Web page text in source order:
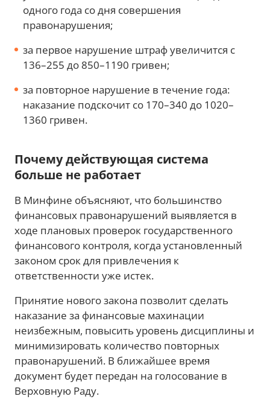
одного года со дня совершения
правонарушения;
за первое нарушение штраф увеличится с
136–255 до 850–1190 гривен;
за повторное нарушение в течение года:
наказание подскочит со 170–340 до 1020–
1360 гривен.
Почему действующая система
больше не работает
В Минфине объясняют, что большинство
финансовых правонарушений выявляется в
ходе плановых проверок государственного
финансового контроля, когда установленный
законом срок для привлечения к
ответственности уже истек.
Принятие нового закона позволит сделать
наказание за финансовые махинации
неизбежным, повысить уровень дисциплины и
минимизировать количество повторных
правонарушений. В ближайшее время
документ будет передан на голосование в
Верховную Раду.